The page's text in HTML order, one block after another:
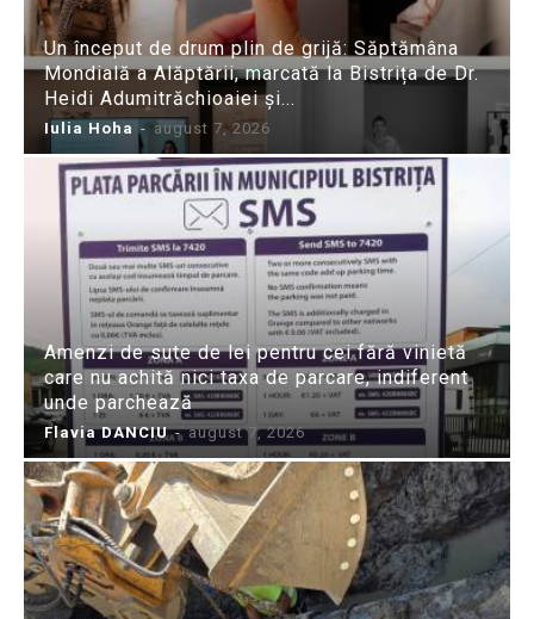
Un început de drum plin de grijă: Săptămâna
Mondială a Alăptării, marcată la Bistrița de Dr.
Heidi Adumitrăchioaiei și...
Iulia Hoha - august 7, 2026
Amenzi de sute de lei pentru cei fără vinietă
care nu achită nici taxa de parcare, indiferent
unde parchează
Flavia DANCIU - august 7, 2026